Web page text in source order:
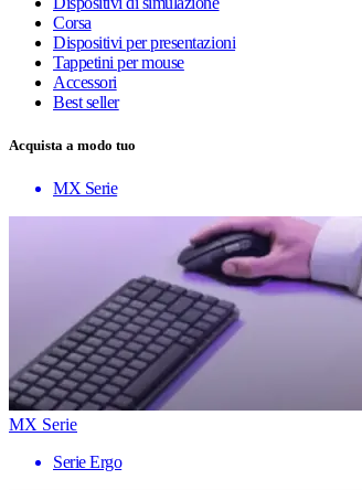
Corsa
Dispositivi per presentazioni
Tappetini per mouse
Accessori
Best seller
Acquista a modo tuo
MX Serie
MX Serie
Serie Ergo